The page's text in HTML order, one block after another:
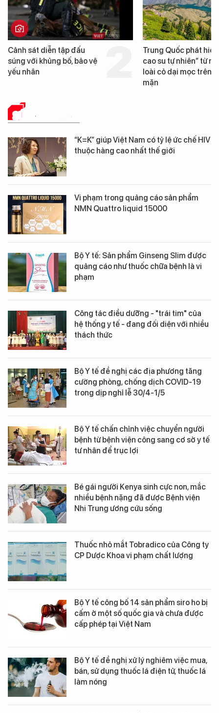
Trung Quốc phát hiện “mỏ
cao su tự nhiên” từ một
loài cỏ dại mọc trên đất
Loạt dự án bất
Đà Nẵng sắp bị
SỨC KHỎE 24H
“K=K” giúp Việt Nam có tỷ lệ ức chế HIV
thuộc hàng cao nhất thế giới
Vi phạm trong quảng cáo sản phẩm
NMN Quattro liquid 15000
Bộ Y tế: Sản phẩm Ginseng Slim được
quảng cáo như thuốc chữa bệnh là vi
phạm
Công tác điều dưỡng - "trái tim" của
hệ thống y tế - đang đối diện với nhiều
thách thức
Bộ Y tế đề nghị các địa phương tăng
cường phòng, chống dịch COVID-19
trong dịp nghỉ lễ 30/4-1/5
Bộ Y tế chấn chỉnh việc chuyển người
bệnh từ bệnh viện công sang cơ sở y tế
tư nhân để trục lợi
Bé gái người Kenya sinh cực non, mắc
nhiều bệnh nặng đã được Bệnh viện
Nhi Trung ương cứu sống
Thuốc nhỏ mắt Tobradico của Công ty
CP Dược Khoa vi phạm chất lượng
Bộ Y tế công bố 14 sản phẩm siro ho bị
cấm ở một số quốc gia và chưa được
cấp phép tại Việt Nam
Bộ Y tế đề nghị xử lý nghiêm việc mua,
bán, sử dụng thuốc lá điện tử, thuốc lá
làm nóng